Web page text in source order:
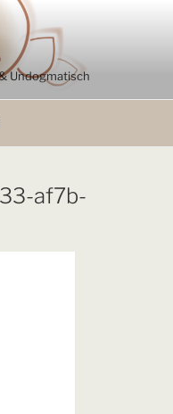
Undogmatisch
af7b-